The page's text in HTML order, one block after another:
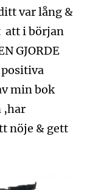
var lång &
att i början
GJORDE
min bok
,har
nöje & gett